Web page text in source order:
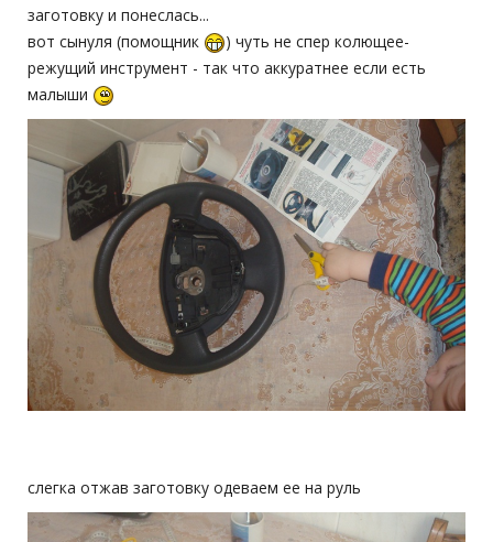
заготовку и понеслась...
вот сынуля (помощник
) чуть не спер колющее-
режущий инструмент - так что аккуратнее если есть
малыши
слегка отжав заготовку одеваем ее на руль